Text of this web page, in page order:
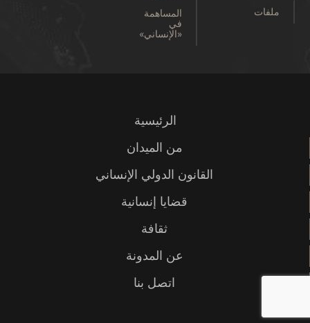
ملفات
المساهمة
في
«الإنساني»
الرئيسية
من الميدان
القانون الدولي الإنساني
قضايا إنسانية
ثقافة
عن المدونة
اتصل بنا